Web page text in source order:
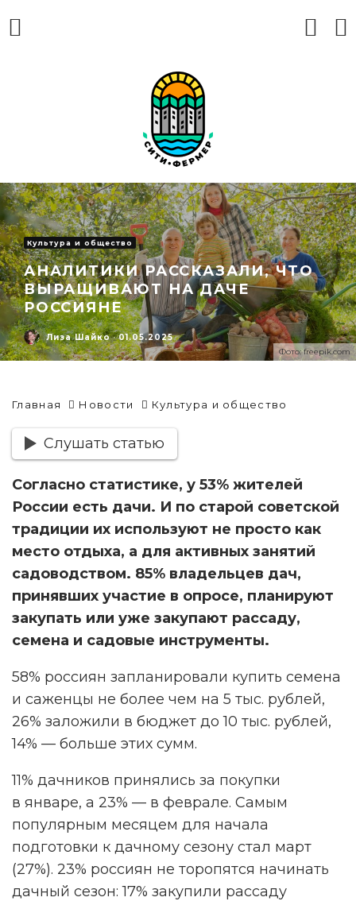
Фото: freepik.com
Культура и общество
АНАЛИТИКИ РАССКАЗАЛИ, ЧТО
ВЫРАЩИВАЮТ НА ДАЧЕ
РОССИЯНЕ
Лиза Шайко · 01.05.2025
Главная Новости Культура и общество
Слушать статью
Согласно статистике, у 53% жителей
России есть дачи. И по старой советской
традиции их используют не просто как
место отдыха, а для активных занятий
садоводством. 85% владельцев дач,
принявших участие в опросе, планируют
закупать или уже закупают рассаду,
семена и садовые инструменты.
58% россиян запланировали купить семена
и саженцы не более чем на 5 тыс. рублей,
26% заложили в бюджет до 10 тыс. рублей,
14% — больше этих сумм.
11% дачников принялись за покупки
в январе, а 23% — в феврале. Самым
популярным месяцем для начала
подготовки к дачному сезону стал март
(27%). 23% россиян не торопятся начинать
дачный сезон: 17% закупили рассаду